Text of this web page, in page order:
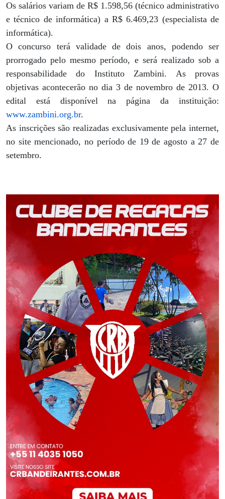
Os salários variam de R$ 1.598,56 (técnico administrativo
e técnico de informática) a R$ 6.469,23 (especialista de
informática).
O concurso terá validade de dois anos, podendo ser
prorrogado pelo mesmo período, e será realizado sob a
responsabilidade do Instituto Zambini. As provas
objetivas acontecerão no dia 3 de novembro de 2013. O
edital está disponível na página da instituição:
www.zambini.org.br.
As inscrições são realizadas exclusivamente pela internet,
no site mencionado, no período de 19 de agosto a 27 de
setembro.